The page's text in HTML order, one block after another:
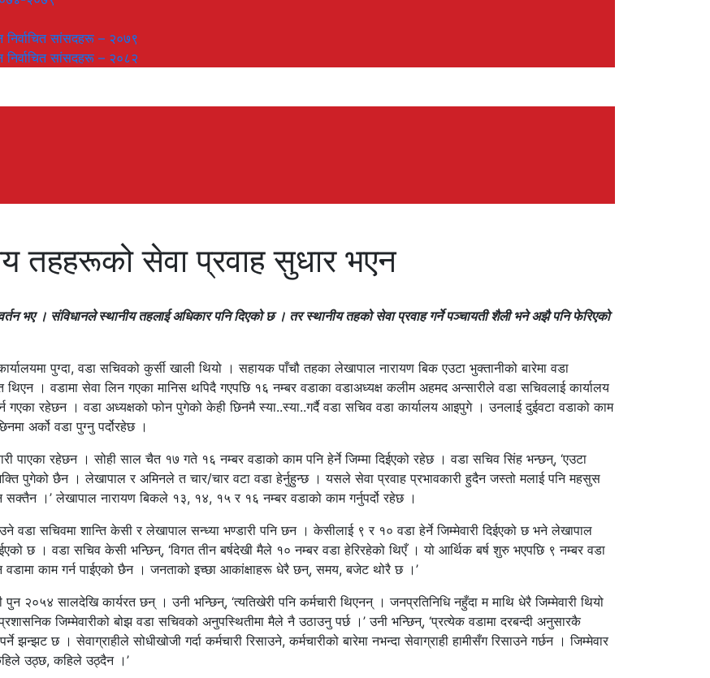
निर्वाचित सांसदहरू – २०७९
निर्वाचित सांसदहरू – २०८२
तहहरूको सेवा प्रवाह सुधार भएन
भए । संविधानले स्थानीय तहलाई अधिकार पनि दिएको छ । तर स्थानीय तहको सेवा प्रवाह गर्ने पञ्चायती शैली भने अझै पनि फेरिएको
पुग्दा, वडा सचिवको कुर्सी खाली थियो । सहायक पाँचौ तहका लेखापाल नारायण बिक एउटा भुक्तानीको बारेमा वडा
। वडामा सेवा लिन गएका मानिस थपिदै गएपछि १६ नम्बर वडाका वडाअध्यक्ष कलीम अहमद अन्सारीले वडा सचिवलाई कार्यालय
गएका रहेछन । वडा अध्यक्षको फोन पुगेको केही छिनमै स्या..स्या..गर्दै वडा सचिव वडा कार्यालय आइपुगे । उनलाई दुईवटा वडाको काम
अर्को वडा पुग्नु पर्दोरहेछ ।
पाएका रहेछन । सोही साल चैत १७ गते १६ नम्बर वडाको काम पनि हेर्ने जिम्मा दिईएको रहेछ । वडा सचिव सिंह भन्छन्, ‘एउटा
पुगेको छैन । लेखापाल र अमिनले त चार/चार वटा वडा हेर्नुहुन्छ । यसले सेवा प्रवाह प्रभावकारी हुदैन जस्तो मलाई पनि महसुस
सक्तैन ।’ लेखापाल नारायण बिकले १३, १४, १५ र १६ नम्बर वडाको काम गर्नुपर्दो रहेछ ।
वडा सचिवमा शान्ति केसी र लेखापाल सन्ध्या भण्डारी पनि छन । केसीलाई ९ र १० वडा हेर्ने जिम्मेवारी दिईएको छ भने लेखापाल
छ । वडा सचिव केसी भन्छिन्, ‘विगत तीन बर्षदेखी मैले १० नम्बर वडा हेरिरहेको थिएँ । यो आर्थिक बर्ष शुरु भएपछि ९ नम्बर वडा
काम गर्न पाईएको छैन । जनताको इच्छा आकांक्षाहरू धेरै छन्, समय, बजेट थोरै छ ।’
२०५४ सालदेखि कार्यरत छन् । उनी भन्छिन्, ‘त्यतिखेरी पनि कर्मचारी थिएनन् । जनप्रतिनिधि नहुँदा म माथि धेरै जिम्मेवारी थियो
जिम्मेवारीको बोझ वडा सचिवको अनुपस्थितीमा मैले नै उठाउनु पर्छ ।’ उनी भन्छिन्, ‘प्रत्येक वडामा दरबन्दी अनुसारकै
छ । सेवाग्राहीले सोधीखोजी गर्दा कर्मचारी रिसाउने, कर्मचारीको बारेमा नभन्दा सेवाग्राही हामीसँग रिसाउने गर्छन । जिम्मेवार
उठ्छ, कहिले उठ्दैन ।’